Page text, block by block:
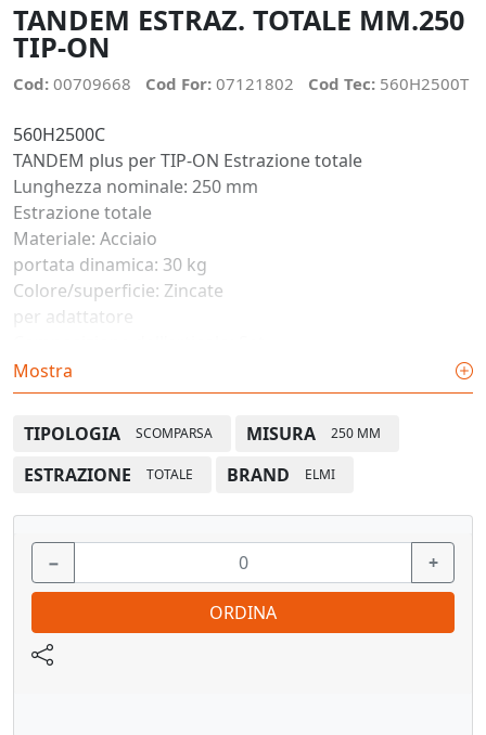
TANDEM ESTRAZ. TOTALE MM.250
TIP-ON
Cod: 00709668 Cod For: 07121802 Cod Tec: 560H2500T
560H2500C
TANDEM plus per TIP-ON Estrazione totale
Lunghezza nominale: 250 mm
Estrazione totale
Materiale: Acciaio
portata dinamica: 30 kg
Colore/superficie: Zincate
per adattatore
Mostra
TIPOLOGIA SCOMPARSA MISURA 250 MM
ESTRAZIONE TOTALE BRAND ELMI
− +
ORDINA